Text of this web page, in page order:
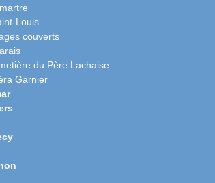
Louis
couverts
du Père Lachaise
Garnier